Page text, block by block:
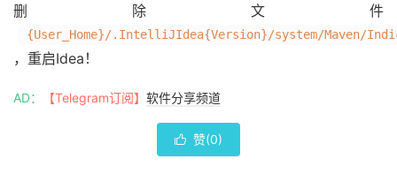
删除文件
{User_Home}/.IntelliJIdea{Version}/system/Maven/
，重启Idea！
AD： 【Telegram订阅】 软件分享频道
 赞(0)